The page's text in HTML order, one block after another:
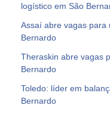
logístico em São
Assaí abre vagas para
Bernardo
Theraskin abre vagas
Bernardo
Toledo: líder em
Bernardo